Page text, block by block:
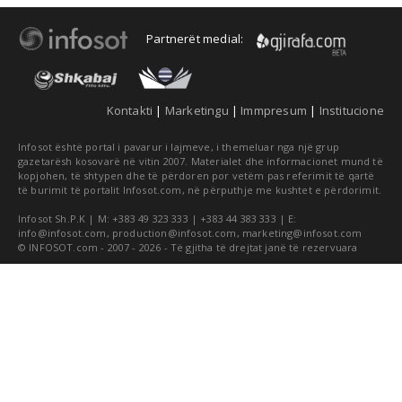
Partnerët medial:
Kontakti | Marketingu | Immpresum | Institucione
Infosot është portal i pavarur i lajmeve, i themeluar nga një grup
gazetarësh kosovarë në vitin 2007. Materialet dhe informacionet mund të
kopjohen, të shtypen dhe të përdoren por vetëm pas referimit të qartë
të burimit të portalit Infosot.com, në përputhje me kushtet e përdorimit.
Infosot Sh.P.K | M: +383 49 323 333 | +383 44 383 333 | E:
info@infosot.com , production@infosot.com , marketing@infosot.com
© INFOSOT.com - 2007 - 2026 - Të gjitha të drejtat janë të rezervuara